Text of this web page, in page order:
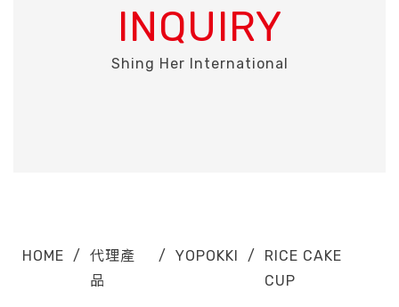
INQUIRY
Shing Her International
HOME /
代理產
品
/ YOPOKKI /
RICE CAKE
CUP